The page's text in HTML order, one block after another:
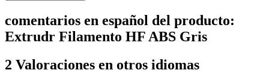
comentarios en español del producto:
Extrudr Filamento HF ABS Gris
2 Valoraciones en otros idiomas